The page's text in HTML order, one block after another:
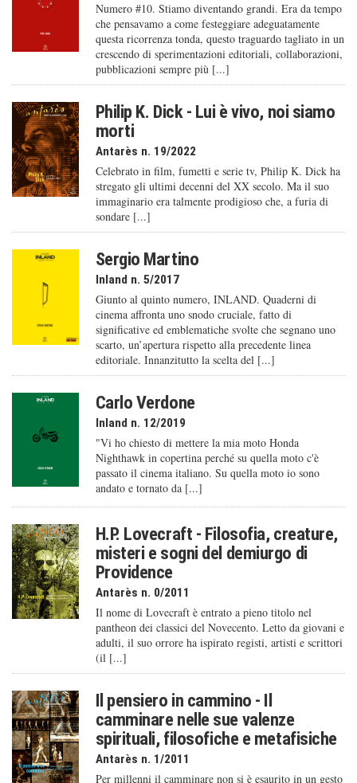
Numero #10. Stiamo diventando grandi. Era da tempo
che pensavamo a come festeggiare adeguatamente
questa ricorrenza tonda, questo traguardo tagliato in un
crescendo di sperimentazioni editoriali, collaborazioni,
pubblicazioni sempre più [...]
Philip K. Dick - Lui è vivo, noi siamo
morti
Antarès n. 19/2022
Celebrato in film, fumetti e serie tv, Philip K. Dick ha
stregato gli ultimi decenni del XX secolo. Ma il suo
immaginario era talmente prodigioso che, a furia di
sondare [...]
Sergio Martino
Inland n. 5/2017
Giunto al quinto numero, INLAND. Quaderni di
cinema affronta uno snodo cruciale, fatto di
significative ed emblematiche svolte che segnano uno
scarto, un’apertura rispetto alla precedente linea
editoriale. Innanzitutto la scelta del [...]
Carlo Verdone
Inland n. 12/2019
"Vi ho chiesto di mettere la mia moto Honda
Nighthawk in copertina perché su quella moto c'è
passato il cinema italiano. Su quella moto io sono
andato e tornato da [...]
H.P. Lovecraft - Filosofia, creature,
misteri e sogni del demiurgo di
Providence
Antarès n. 0/2011
Il nome di Lovecraft è entrato a pieno titolo nel
pantheon dei classici del Novecento. Letto da giovani e
adulti, il suo orrore ha ispirato registi, artisti e scrittori
(il [...]
Il pensiero in cammino - Il
camminare nelle sue valenze
spirituali, filosofiche e metafisiche
Antarès n. 1/2011
Per millenni il camminare non si è esaurito in un gesto